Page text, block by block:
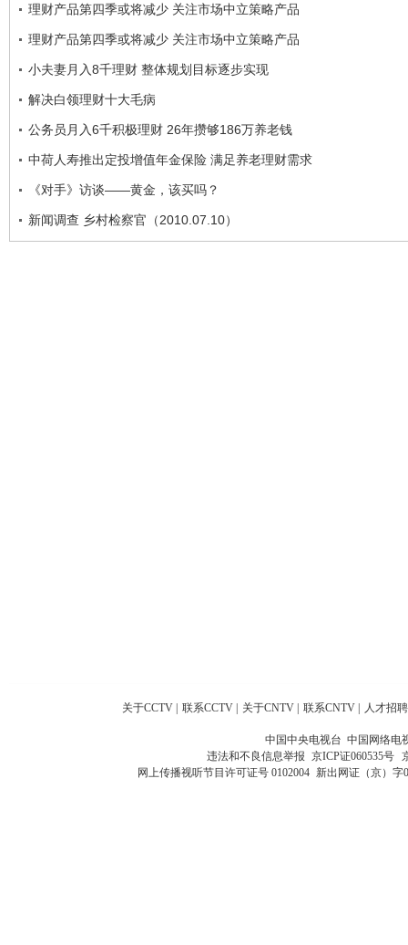
理财产品第四季或将减少 关注市场中立策略产品
理财产品第四季或将减少 关注市场中立策略产品
小夫妻月入8千理财 整体规划目标逐步实现
解决白领理财十大毛病
公务员月入6千积极理财 26年攒够186万养老钱
中荷人寿推出定投增值年金保险 满足养老理财需求
《对手》访谈——黄金，该买吗？
新闻调查 乡村检察官（2010.07.10）
关于CCTV 联系CCTV 关于CNTV 联系CNTV 人才招聘
中国中央电视台 中国网络电
违法和不良信息举报 京ICP证060535号
网上传播视听节目许可证号 0102004 新出网证（京）